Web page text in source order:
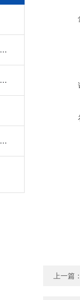
增强型消防专用救生衣在水上救援中的重要性
消防部队为何需要增强型消防专用救生衣
如何根据环境选择合适的绝热型浸水保温服？
上一篇